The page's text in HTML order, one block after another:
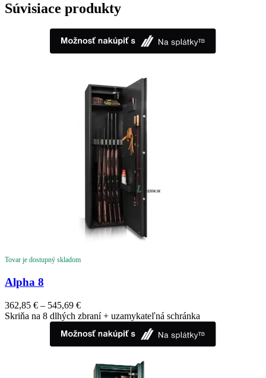
Súvisiace produkty
Tovar je dostupný skladom
Alpha 8
362,85 € – 545,69 €
Skriňa na 8 dlhých zbraní + uzamykateľná schránka